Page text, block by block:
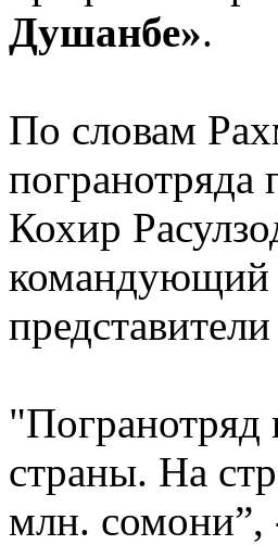
Душанбе».
По словам
погранотряда
Кохир
командующий
"Погранотряд
страны. На
млн. сомони”,